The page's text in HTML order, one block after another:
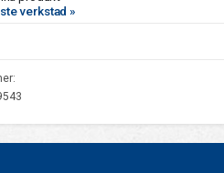
verkstad »